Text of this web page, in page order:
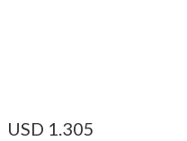
USD 1.305